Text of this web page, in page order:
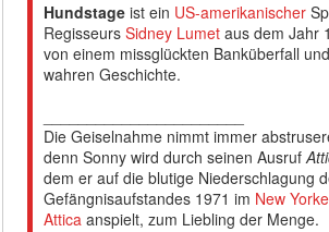
Hundstage ist ein US-amerikanischer
RegisseursSidney Lumet aus dem Jahr
von einem missglückten Banküberfall
wahren Geschichte.
Die Geiselnahme nimmt immer
denn Sonny wird durch seinen Ausruf
dem er auf die blutige Niederschlagung
Gefängnisaufstandes 1971 im New
Attica anspielt, zum Liebling der Menge.